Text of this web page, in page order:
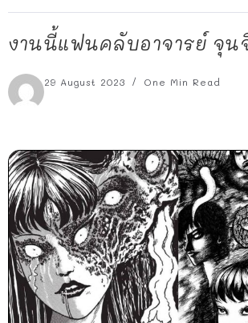
งานนี้แฟนคลับอาจารย์ จุน
29 August 2023 One Min Read